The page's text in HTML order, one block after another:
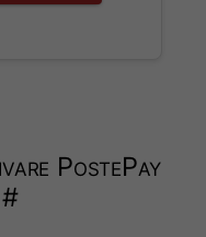
PostePay
#